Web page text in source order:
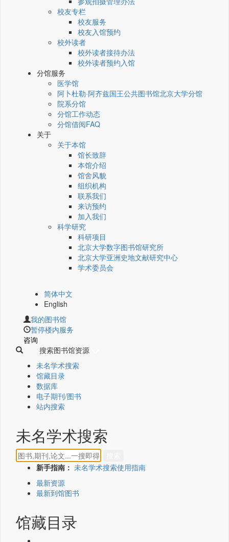
校友专栏
校友服务
校友入馆预约
校外读者
校外读者接待办法
校外读者预约入馆
分馆服务
医学馆
阿卜杜勒·阿齐兹国王公共图书馆北京大学分馆
院系分馆
分馆工作动态
分馆借阅FAQ
关于
关于本馆
馆长致辞
本馆介绍
馆舍风貌
组织机构
联系我们
来访预约
加入我们
科学研究
科研项目
北京大学数字图书馆研究所
北京大学亚洲史地文献研究中心
学术委员会
简体中文
English
我的图书馆
暂停楼内服务
咨询
搜索图书馆资源
未名学术搜索
馆藏目录
数据库
电子期刊/图书
站内搜索
未名学术搜索
新手指南： 未名学术搜索使用指南
最新资源
最新到馆图书
馆藏目录